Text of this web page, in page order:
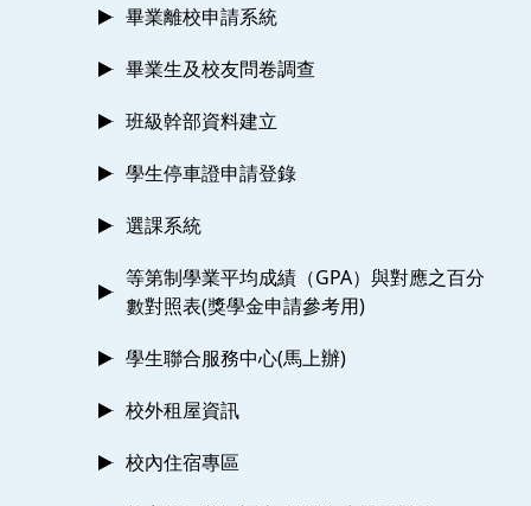
畢業離校申請系統
畢業生及校友問卷調查
班級幹部資料建立
學生停車證申請登錄
選課系統
等第制學業平均成績（GPA）與對應之百分
數對照表(獎學金申請參考用)
學生聯合服務中心(馬上辦)
校外租屋資訊
校內住宿專區